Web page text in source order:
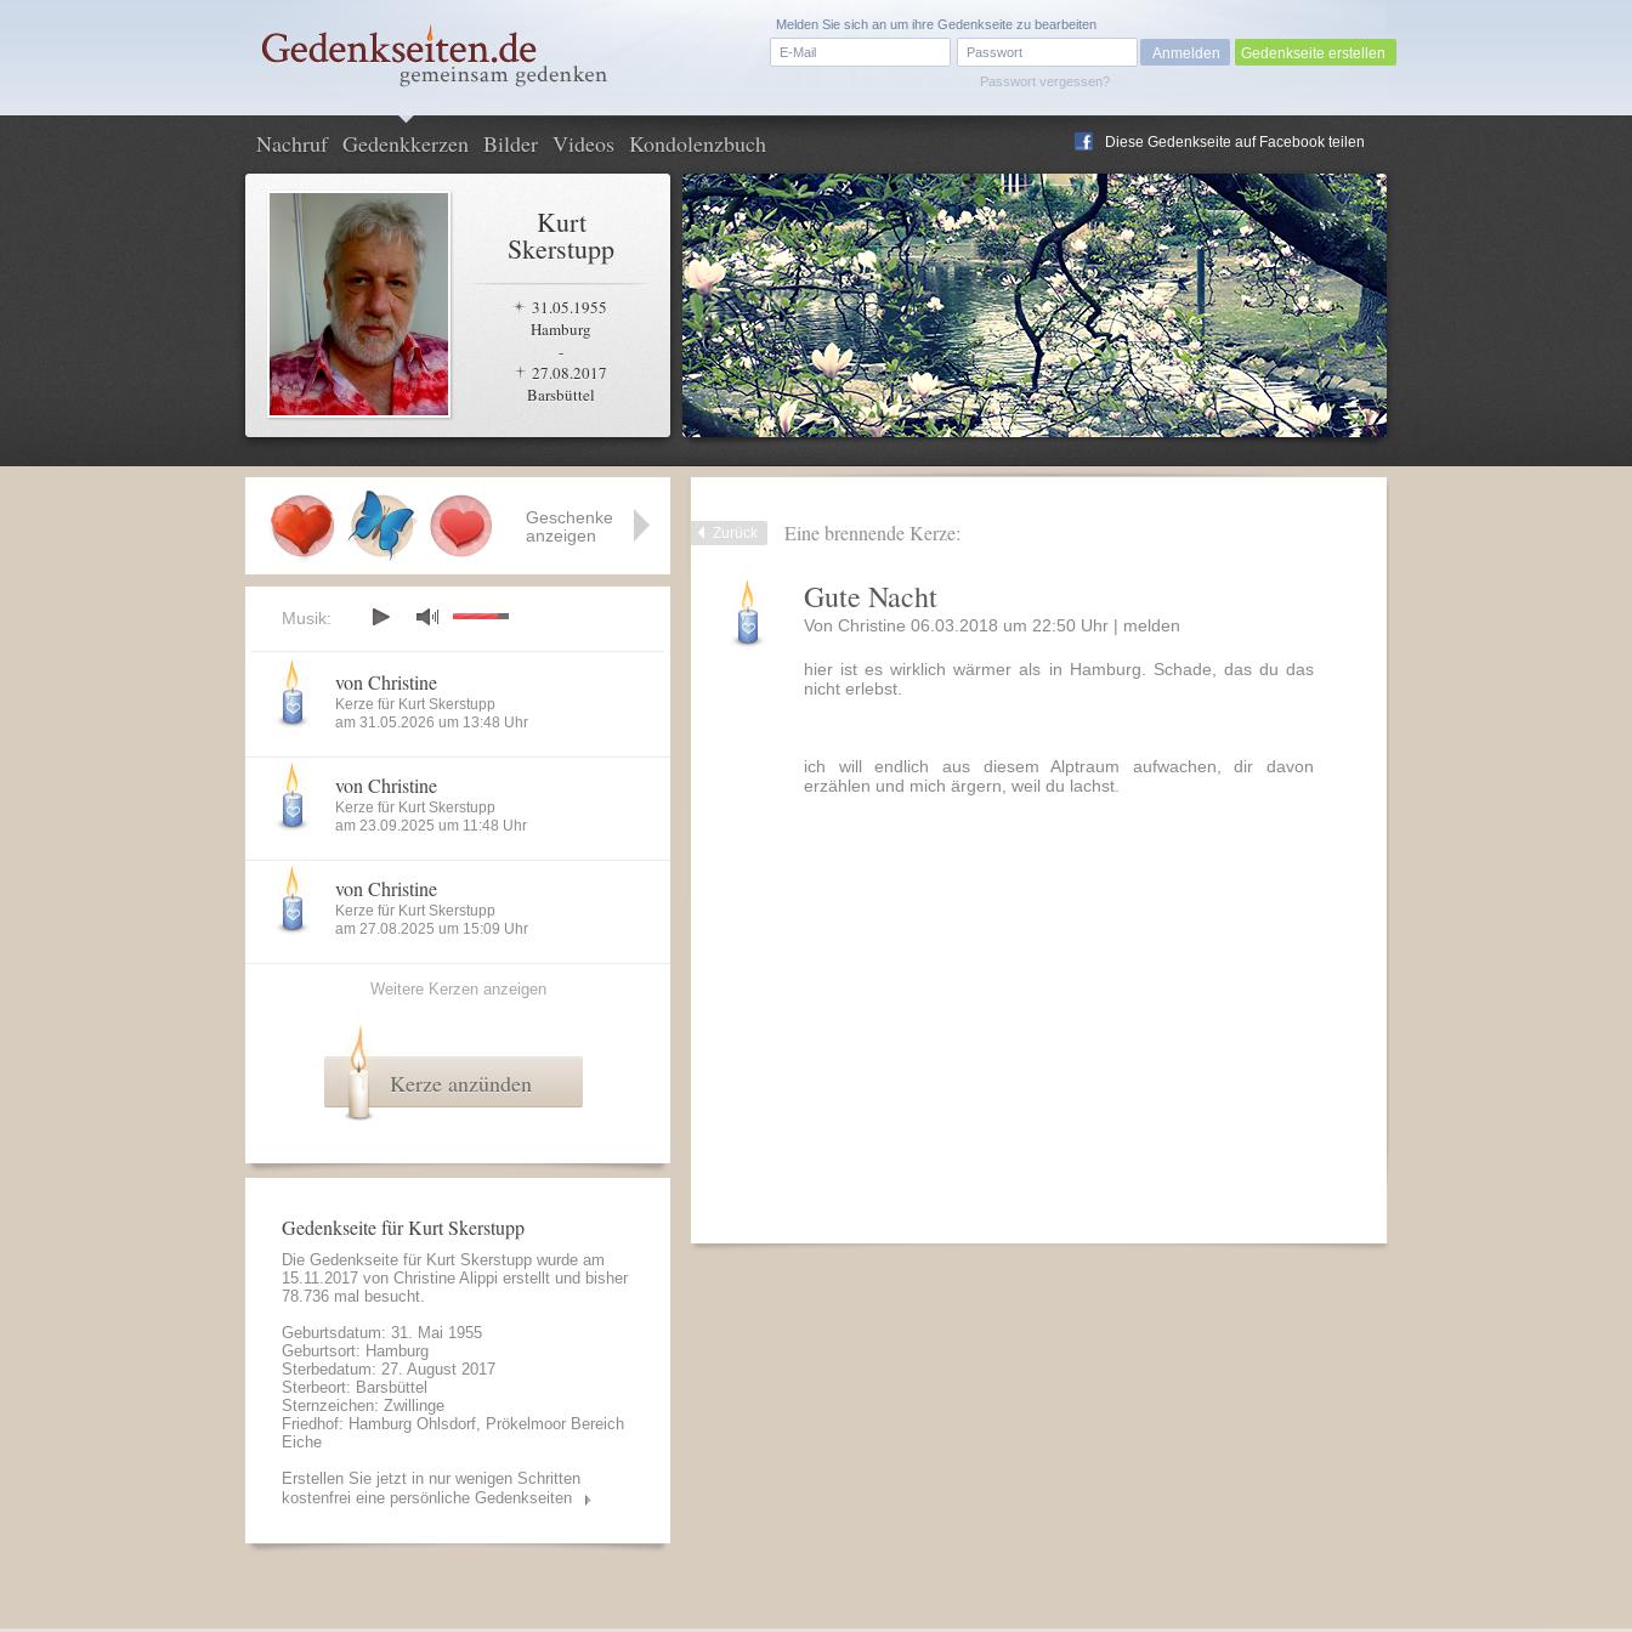
Passwort vergessen?
Melden Sie sich an um ihre Gedenkseite zu bearbeiten
Gedenkseite erstellen
Nachruf Gedenkkerzen Bilder Videos Kondolenzbuch Diese Gedenkseite auf Facebook teilen
Kurt
Skerstupp
31.05.1955
Hamburg
-
27.08.2017
Barsbüttel
Zurück Eine brennende Kerze:
Gute Nacht
Von Christine 06.03.2018 um 22:50 Uhr | melden
hier ist es wirklich wärmer als in Hamburg. Schade, das du das
nicht erlebst.
ich will endlich aus diesem Alptraum aufwachen, dir davon
erzählen und mich ärgern, weil du lachst.
Geschenke
anzeigen
Musik:
von Christine
Kerze für Kurt Skerstupp
am 31.05.2026 um 13:48 Uhr
von Christine
Kerze für Kurt Skerstupp
am 23.09.2025 um 11:48 Uhr
von Christine
Kerze für Kurt Skerstupp
am 27.08.2025 um 15:09 Uhr
Weitere Kerzen anzeigen
Kerze anzünden
Gedenkseite für Kurt Skerstupp
Die Gedenkseite für Kurt Skerstupp wurde am
15.11.2017 von Christine Alippi erstellt und bisher
78.736 mal besucht.
Geburtsdatum: 31. Mai 1955
Geburtsort: Hamburg
Sterbedatum: 27. August 2017
Sterbeort: Barsbüttel
Sternzeichen: Zwillinge
Friedhof: Hamburg Ohlsdorf, Prökelmoor Bereich
Eiche
Erstellen Sie jetzt in nur wenigen Schritten
kostenfrei eine persönliche Gedenkseiten